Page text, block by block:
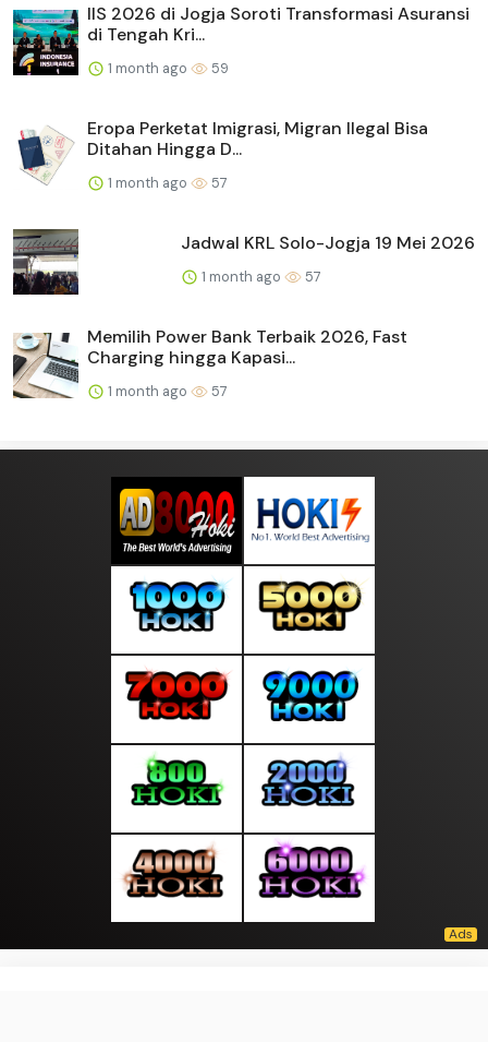
IIS 2026 di Jogja Soroti Transformasi Asuransi
di Tengah Kri...
1 month ago 59
Eropa Perketat Imigrasi, Migran Ilegal Bisa
Ditahan Hingga D...
1 month ago 57
Jadwal KRL Solo-Jogja 19 Mei 2026
1 month ago 57
Memilih Power Bank Terbaik 2026, Fast
Charging hingga Kapasi...
1 month ago 57